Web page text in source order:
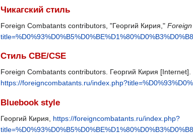
Чикагский стиль
Foreign Combatants contributors, "Георгий Кирия," Foreign
Стиль CBE/CSE
Foreign Combatants contributors. Георгий Кирия
https://foreigncombatants.ru/
Bluebook style
Георгий Кирия, https://foreigncombatants.ru/index.php?